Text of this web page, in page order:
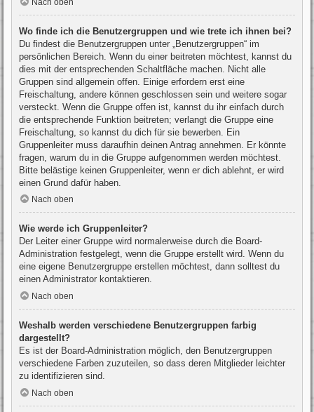
Wo finde ich die Benutzergruppen und wie trete ich ihnen bei?
Du findest die Benutzergruppen unter „Benutzergruppen“ im
persönlichen Bereich. Wenn du einer beitreten möchtest, kannst du
dies mit der entsprechenden Schaltfläche machen. Nicht alle
Gruppen sind allgemein offen. Einige erfordern erst eine
Freischaltung, andere können geschlossen sein und weitere sogar
versteckt. Wenn die Gruppe offen ist, kannst du ihr einfach durch
die entsprechende Funktion beitreten; verlangt die Gruppe eine
Freischaltung, so kannst du dich für sie bewerben. Ein
Gruppenleiter muss daraufhin deinen Antrag annehmen. Er könnte
fragen, warum du in die Gruppe aufgenommen werden möchtest.
Bitte belästige keinen Gruppenleiter, wenn er dich ablehnt, er wird
einen Grund dafür haben.
Nach oben
Wie werde ich Gruppenleiter?
Der Leiter einer Gruppe wird normalerweise durch die Board-
Administration festgelegt, wenn die Gruppe erstellt wird. Wenn du
eine eigene Benutzergruppe erstellen möchtest, dann solltest du
einen Administrator kontaktieren.
Nach oben
Weshalb werden verschiedene Benutzergruppen farbig
dargestellt?
Es ist der Board-Administration möglich, den Benutzergruppen
verschiedene Farben zuzuteilen, so dass deren Mitglieder leichter
zu identifizieren sind.
Nach oben